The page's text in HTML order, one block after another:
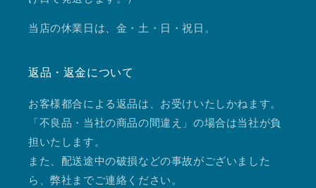
当店の休業日は、金・土・日・祝日。
返品・返金について
お客様都合による返品は、お受けいたしかねます。
「不良品・当社の商品の間違え」の場合は当社が負
担いたします。
また、配送途中の破損などの事故がございました
ら、弊社までご連絡ください。